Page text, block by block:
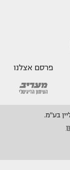
פרסם אצלנו